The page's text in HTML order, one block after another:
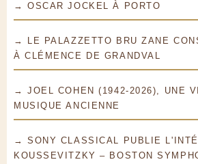
→ OSCAR JOCKEL À PORTO
→ LE PALAZZETTO BRU ZANE
À CLÉMENCE DE GRANDVAL
→ JOEL COHEN (1942-2026), UNE
MUSIQUE ANCIENNE
→ SONY CLASSICAL PUBLIE
KOUSSEVITZKY – BOSTON